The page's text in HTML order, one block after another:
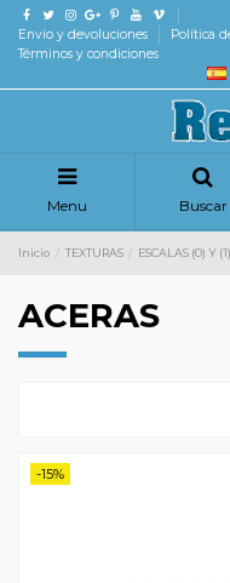
Envío y devoluciones Política
Términos y condiciones
Menu Buscar
Inicio TEXTURAS ESCALAS (0) Y (1)
ACERAS
-15%